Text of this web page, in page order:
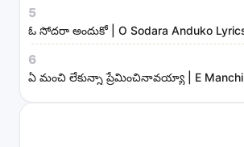
s
5
ఓ సోదరా అందుకో | O Sodara Anduko
6
ఏ మంచి లేకున్నా ప్రేమించినావయ్యా | E Manchi